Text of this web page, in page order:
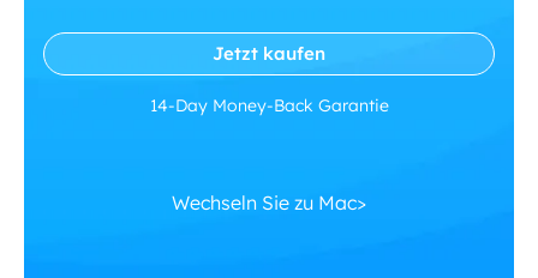
Jetzt kaufen
14-Day Money-Back Garantie
Wechseln Sie zu Mac>